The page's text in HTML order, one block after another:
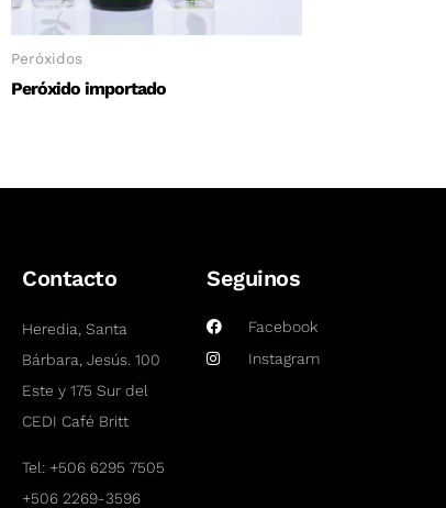
Peróxidos
Peróxido importado
Contacto
Heredia, Santa
Bárbara, Jesús. 100
Este y 175 Sur del
CEDI Café Britt
Tel: +506 6295 7505
+506 2269-3596
Seguinos
Facebook
Instagram